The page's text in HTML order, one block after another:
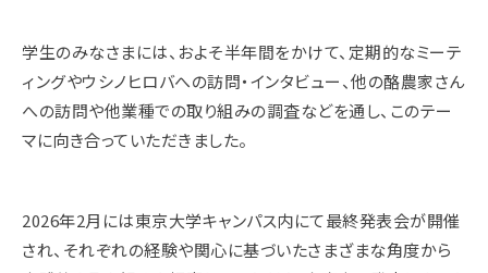
学生のみなさまには、およそ半年間をかけて、定期的なミーテ
ィングやウシノヒロバへの訪問・インタビュー、他の酪農家さん
への訪問や他業種での取り組みの調査などを通し、このテー
マに向き合っていただきました。
2026年2月には東京大学キャンパス内にて最終発表会が開催
され、それぞれの経験や関心に基づいたさまざまな角度から